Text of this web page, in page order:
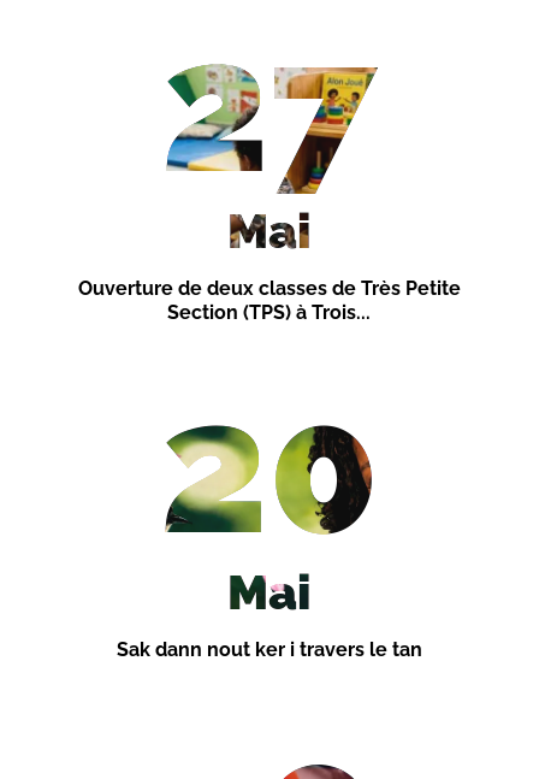
​Ouverture de deux classes de Très Petite
Section (TPS) à Trois...
27
Mai
Sak dann nout ker i travers le tan
20
Mai